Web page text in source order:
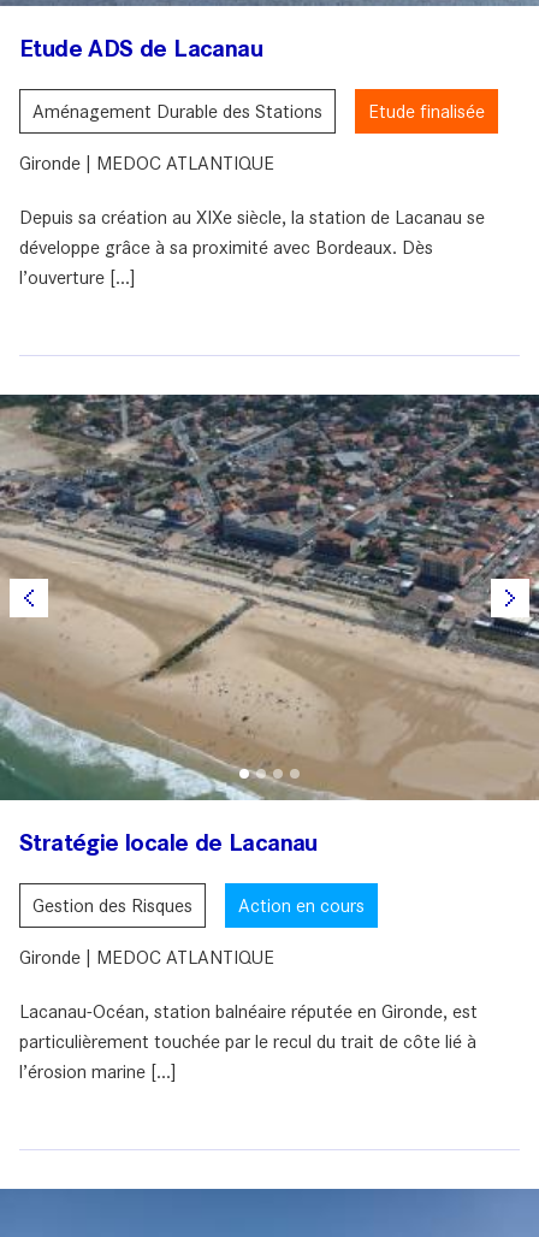
Etude ADS de Lacanau
Aménagement Durable des Stations Etude finalisée
Gironde | MEDOC ATLANTIQUE
Depuis sa création au XIXe siècle, la station de Lacanau se
développe grâce à sa proximité avec Bordeaux. Dès
l’ouverture [...]
Stratégie locale de Lacanau
Gestion des Risques Action en cours
Gironde | MEDOC ATLANTIQUE
Lacanau-Océan, station balnéaire réputée en Gironde, est
particulièrement touchée par le recul du trait de côte lié à
l’érosion marine [...]